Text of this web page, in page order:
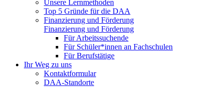
Unsere Lernmethoden
Top 5 Gründe für die DAA
Finanzierung und Förderung
Finanzierung und Förderung
Für Arbeitssuchende
Für Schüler*innen an Fachschulen
Für Berufstätige
Ihr Weg zu uns
Kontaktformular
DAA-Standorte